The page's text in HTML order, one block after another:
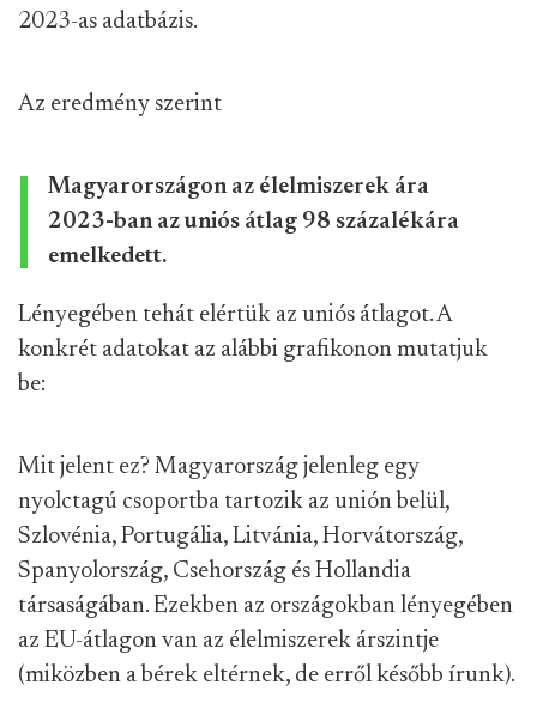
2023-as adatbázis.
Az eredmény szerint
Magyarországon az élelmiszerek ára
2023-ban az uniós átlag 98 százalékára
emelkedett.
Lényegében tehát elértük az uniós átlagot. A
konkrét adatokat az alábbi grafikonon mutatjuk
be:
Mit jelent ez? Magyarország jelenleg egy
nyolctagú csoportba tartozik az unión belül,
Szlovénia, Portugália, Litvánia, Horvátország,
Spanyolország, Csehország és Hollandia
társaságában. Ezekben az országokban lényegében
az EU-átlagon van az élelmiszerek árszintje
(miközben a bérek eltérnek, de erről később írunk).